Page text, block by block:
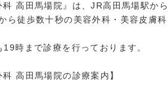
科 高田馬場院』は、JR高田馬場駅か
ら徒歩数十秒の美容外科・美容皮膚科
時まで診療を行っております。
科 高田馬場院の診療案内】